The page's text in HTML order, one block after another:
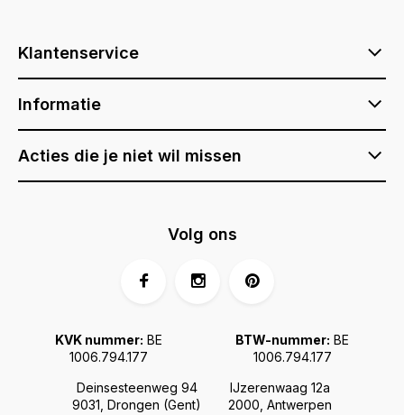
Klantenservice
Informatie
Acties die je niet wil missen
Deinsesteenweg 94
9031, Drongen (Gent)
IJzerenwaag 12a
2000, Antwerpen
KVK nummer: BE
1006.794.177
BTW-nummer: BE
1006.794.177
Volg ons